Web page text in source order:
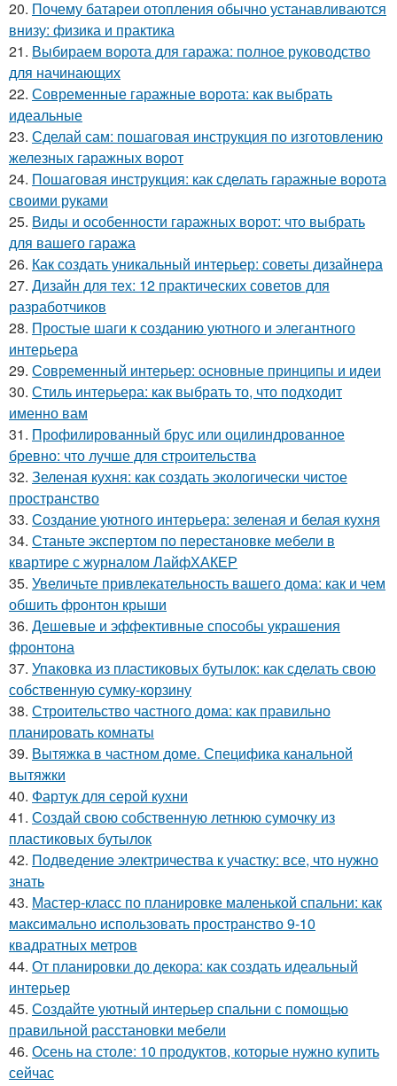
20. Почему батареи отопления обычно устанавливаются
внизу: физика и практика
21. Выбираем ворота для гаража: полное руководство
для начинающих
22. Современные гаражные ворота: как выбрать
идеальные
23. Сделай сам: пошаговая инструкция по изготовлению
железных гаражных ворот
24. Пошаговая инструкция: как сделать гаражные ворота
своими руками
25. Виды и особенности гаражных ворот: что выбрать
для вашего гаража
26. Как создать уникальный интерьер: советы дизайнера
27. Дизайн для тех: 12 практических советов для
разработчиков
28. Простые шаги к созданию уютного и элегантного
интерьера
29. Современный интерьер: основные принципы и идеи
30. Стиль интерьера: как выбрать то, что подходит
именно вам
31. Профилированный брус или оцилиндрованное
бревно: что лучше для строительства
32. Зеленая кухня: как создать экологически чистое
пространство
33. Создание уютного интерьера: зеленая и белая кухня
34. Станьте экспертом по перестановке мебели в
квартире с журналом ЛайфХАКЕР
35. Увеличьте привлекательность вашего дома: как и чем
обшить фронтон крыши
36. Дешевые и эффективные способы украшения
фронтона
37. Упаковка из пластиковых бутылок: как сделать свою
собственную сумку-корзину
38. Строительство частного дома: как правильно
планировать комнаты
39. Вытяжка в частном доме. Специфика канальной
вытяжки
40. Фартук для серой кухни
41. Создай свою собственную летнюю сумочку из
пластиковых бутылок
42. Подведение электричества к участку: все, что нужно
знать
43. Мастер-класс по планировке маленькой спальни: как
максимально использовать пространство 9-10
квадратных метров
44. От планировки до декора: как создать идеальный
интерьер
45. Создайте уютный интерьер спальни с помощью
правильной расстановки мебели
46. Осень на столе: 10 продуктов, которые нужно купить
сейчас